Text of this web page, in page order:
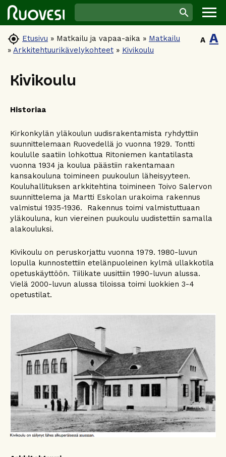
 Etusivu » Matkailu ja vapaa-aika » Matkailu
» Arkkitehtuurikävelykohteet » Kivikoulu
A A
Kivikoulu
Historiaa
Kirkonkylän yläkoulun uudisrakentamista ryhdyttiin
suunnittelemaan Ruovedellä jo vuonna 1929. Tontti
koululle saatiin lohkottua Ritoniemen kantatilasta
vuonna 1934 ja koulua päästiin rakentamaan
kansakouluna toimineen puukoulun läheisyyteen.
Kouluhallituksen arkkitehtina toimineen Toivo Salervon
suunnittelema ja Martti Eskolan urakoima rakennus
valmistui 1935-1936. Rakennus toimi valmistuttuaan
yläkouluna, kun viereinen puukoulu uudistettiin samalla
alakouluksi.
Kivikoulu on peruskorjattu vuonna 1979. 1980-luvun
lopulla kunnostettiin etelänpuoleinen kylmä ullakkotila
opetuskäyttöön. Tiilikate uusittiin 1990-luvun alussa.
Vielä 2000-luvun alussa tiloissa toimi luokkien 3-4
opetustilat.